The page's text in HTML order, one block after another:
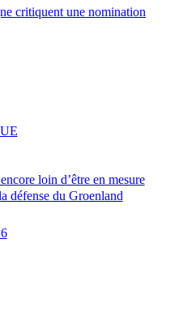
critiquent une nomination
loin d’être en mesure
défense du Groenland